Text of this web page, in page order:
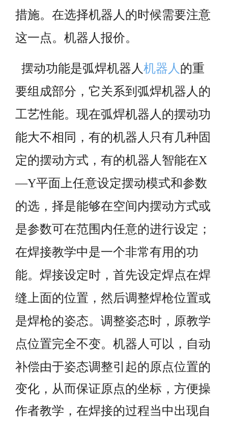
措施。在选择机器人的时候需要注意
这一点。机器人报价。
摆动功能是弧焊机器人机器人 的重
要组成部分，它关系到弧焊机器人的
工艺性能。现在弧焊机器人的摆动功
能大不相同，有的机器人只有几种固
定的摆动方式，有的机器人智能在X
—Y平面上任意设定摆动模式和参数
的选，择是能够在空间内摆动方式或
是参数可在范围内任意的进行设定；
在焊接教学中是一个非常有用的功
能。焊接设定时，首先设定焊点在焊
缝上面的位置，然后调整焊枪位置或
是焊枪的姿态。调整姿态时，原教学
点位置完全不变。机器人可以，自动
补偿由于姿态调整引起的原点位置的
变化，从而保证原点的坐标，方便操
作者教学，在焊接的过程当中出现自